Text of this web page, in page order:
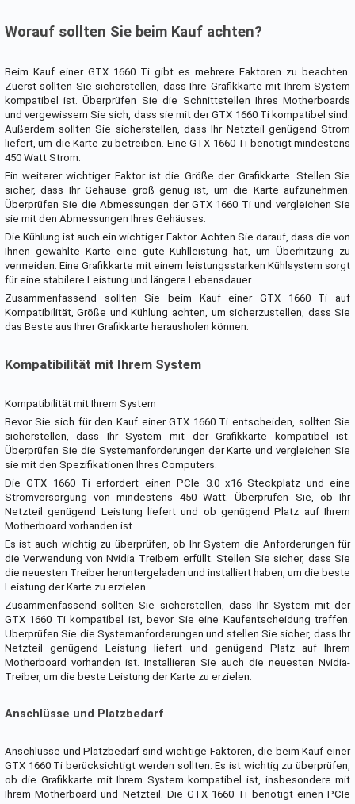
Worauf sollten Sie beim Kauf achten?
Beim Kauf einer GTX 1660 Ti gibt es mehrere Faktoren zu beachten.
Zuerst sollten Sie sicherstellen, dass Ihre Grafikkarte mit Ihrem System
kompatibel ist. Überprüfen Sie die Schnittstellen Ihres Motherboards
und vergewissern Sie sich, dass sie mit der GTX 1660 Ti kompatibel sind.
Außerdem sollten Sie sicherstellen, dass Ihr Netzteil genügend Strom
liefert, um die Karte zu betreiben. Eine GTX 1660 Ti benötigt mindestens
450 Watt Strom.
Ein weiterer wichtiger Faktor ist die Größe der Grafikkarte. Stellen Sie
sicher, dass Ihr Gehäuse groß genug ist, um die Karte aufzunehmen.
Überprüfen Sie die Abmessungen der GTX 1660 Ti und vergleichen Sie
sie mit den Abmessungen Ihres Gehäuses.
Die Kühlung ist auch ein wichtiger Faktor. Achten Sie darauf, dass die von
Ihnen gewählte Karte eine gute Kühlleistung hat, um Überhitzung zu
vermeiden. Eine Grafikkarte mit einem leistungsstarken Kühlsystem sorgt
für eine stabilere Leistung und längere Lebensdauer.
Zusammenfassend sollten Sie beim Kauf einer GTX 1660 Ti auf
Kompatibilität, Größe und Kühlung achten, um sicherzustellen, dass Sie
das Beste aus Ihrer Grafikkarte herausholen können.
Kompatibilität mit Ihrem System
Kompatibilität mit Ihrem System
Bevor Sie sich für den Kauf einer GTX 1660 Ti entscheiden, sollten Sie
sicherstellen, dass Ihr System mit der Grafikkarte kompatibel ist.
Überprüfen Sie die Systemanforderungen der Karte und vergleichen Sie
sie mit den Spezifikationen Ihres Computers.
Die GTX 1660 Ti erfordert einen PCIe 3.0 x16 Steckplatz und eine
Stromversorgung von mindestens 450 Watt. Überprüfen Sie, ob Ihr
Netzteil genügend Leistung liefert und ob genügend Platz auf Ihrem
Motherboard vorhanden ist.
Es ist auch wichtig zu überprüfen, ob Ihr System die Anforderungen für
die Verwendung von Nvidia Treibern erfüllt. Stellen Sie sicher, dass Sie
die neuesten Treiber heruntergeladen und installiert haben, um die beste
Leistung der Karte zu erzielen.
Zusammenfassend sollten Sie sicherstellen, dass Ihr System mit der
GTX 1660 Ti kompatibel ist, bevor Sie eine Kaufentscheidung treffen.
Überprüfen Sie die Systemanforderungen und stellen Sie sicher, dass Ihr
Netzteil genügend Leistung liefert und genügend Platz auf Ihrem
Motherboard vorhanden ist. Installieren Sie auch die neuesten Nvidia-
Treiber, um die beste Leistung der Karte zu erzielen.
Anschlüsse und Platzbedarf
Anschlüsse und Platzbedarf sind wichtige Faktoren, die beim Kauf einer
GTX 1660 Ti berücksichtigt werden sollten. Es ist wichtig zu überprüfen,
ob die Grafikkarte mit Ihrem System kompatibel ist, insbesondere mit
Ihrem Motherboard und Netzteil. Die GTX 1660 Ti benötigt einen PCIe